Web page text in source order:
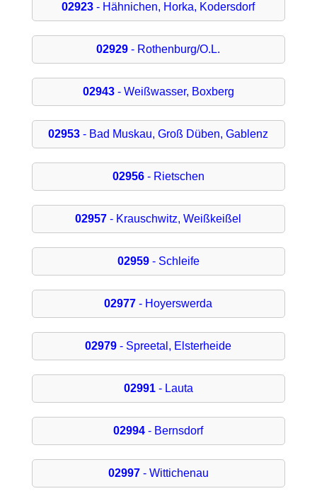
02923 - Hähnichen, Horka, Kodersdorf
02929 - Rothenburg/O.L.
02943- Weißwasser, Boxberg
02953 - Bad Muskau, Groß Düben, Gablenz
02956- Rietschen
02957 - Krauschwitz, Weißkeißel
02959- Schleife
02977 - Hoyerswerda
02979 - Spreetal, Elsterheide
02991- Lauta
02994 - Bernsdorf
02997- Wittichenau